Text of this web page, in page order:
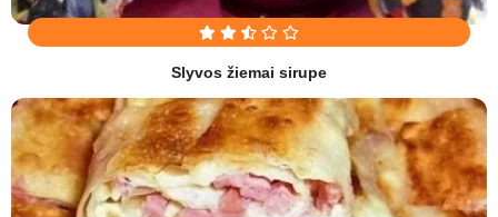
Slyvos žiemai sirupe